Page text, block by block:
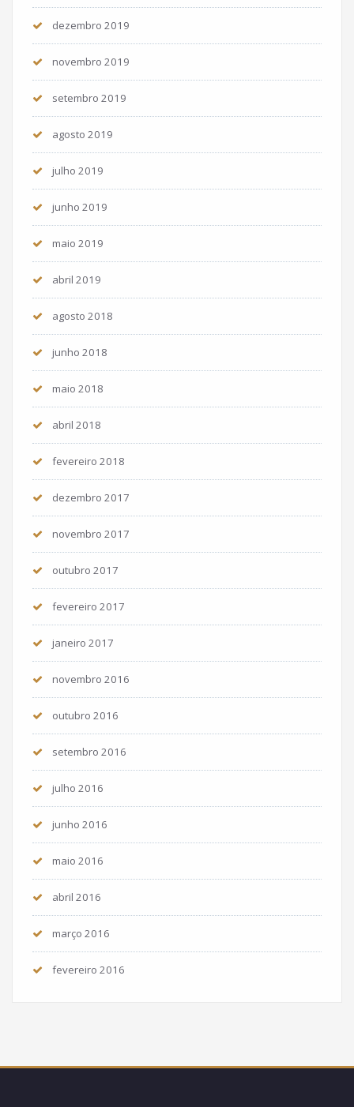
dezembro 2019
novembro 2019
setembro 2019
agosto 2019
julho 2019
junho 2019
maio 2019
abril 2019
agosto 2018
junho 2018
maio 2018
abril 2018
fevereiro 2018
dezembro 2017
novembro 2017
outubro 2017
fevereiro 2017
janeiro 2017
novembro 2016
outubro 2016
setembro 2016
julho 2016
junho 2016
maio 2016
abril 2016
março 2016
fevereiro 2016